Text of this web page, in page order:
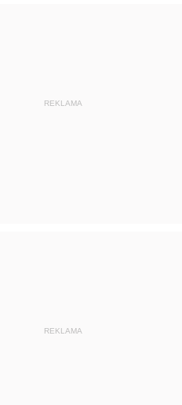
REKLAMA
REKLAMA